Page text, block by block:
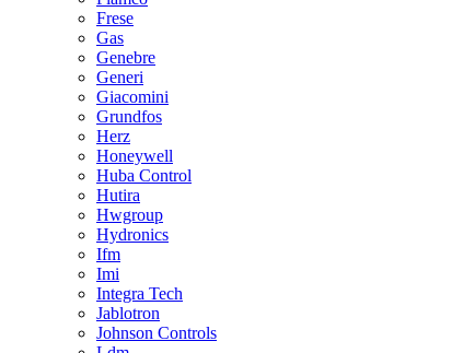
Frese
Gas
Genebre
Generi
Giacomini
Grundfos
Herz
Honeywell
Huba Control
Hutira
Hwgroup
Hydronics
Ifm
Imi
Integra Tech
Jablotron
Johnson Controls